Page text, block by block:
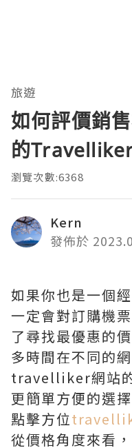
旅遊
如何評價銷
的
瀏覽次數:6368
Kern
發佈於
如果你也是一個
一定會對訂購機
了尋找最優惠的
多時間在不同的
travelliker網站
更簡單方便的選擇
點擊方位
從價格角度來看